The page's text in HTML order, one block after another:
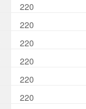
220
220
220
220
220
220